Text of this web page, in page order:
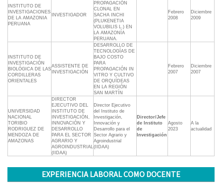
INSTITUTO DE
INVESTIGACIONES
DE LA AMAZONIA
PERUANA
INVESTIGADOR
PROPAGACIÓN
CLONAL EN
SACHA INCHI
(PLUKENETIA
VOLUBILIS L.) EN
LA AMAZONÍA
PERUANA.
Febrero
2008
Diciembre
2009
INSTITUTO DE
INVESTIGACIÓN
BIOLÓGICA DE LAS
CORDILLERAS
ORIENTALES
ASSISTENTE DE
INVESTIGACIÓN
DESARROLLO DE
TECNOLOGÍAS DE
BAJO COSTO
PARA
PROPAGACIÓN IN
VITRO Y CULTIVO
DE ORQUÍDEAS
EN LA REGIÓN
SAN MARTÍN
Febrero
2007
Diciembre
2007
UNIVERSIDAD
NACIONAL
TORIBIO
RODRIGUEZ DE
MENDOZA DE
AMAZONAS
DIRECTOR
EJECUTIVO DEL
INSTITUTO DE
INVESTIGACIÓN,
INNOVACIÓN Y
DESARROLLO
PARA EL SECTOR
AGRARIO Y
AGROINDUSTRIAL
(IIDAA)
Director Ejecutivo
del Instituto de
Investigación,
Innovación y
Desarrollo para el
Sector Agrario y
Agroindustrial
(IIDAA)
Director/Jefe
de Instituto
de
Investigación
Agosto
2023
A la
actualidad
EXPERIENCIA LABORAL COMO DOCENTE